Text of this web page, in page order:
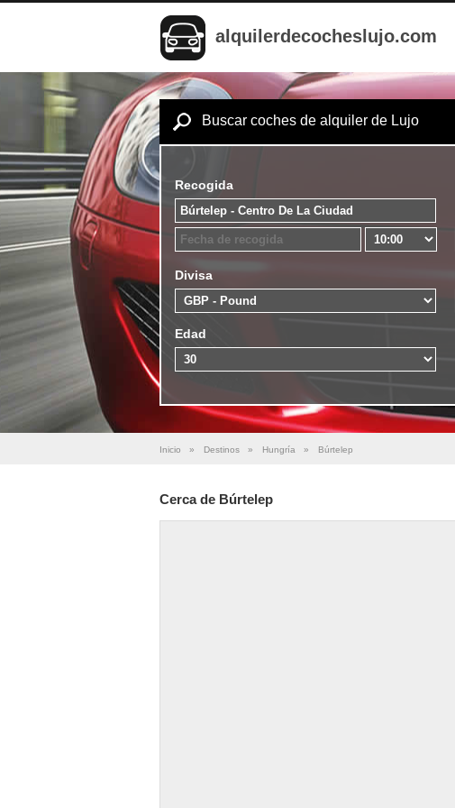
alquilerdecocheslujo.com
Buscar coches de alquiler de Lujo
Recogida
Divisa
Edad
Inicio » Destinos » Hungría » Búrtelep
Cerca de Búrtelep